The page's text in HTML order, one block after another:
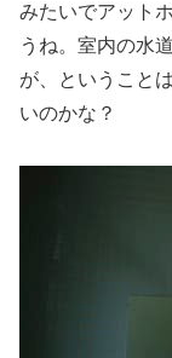
みたいでアット
うね。室内の水
が、ということ
いのかな？